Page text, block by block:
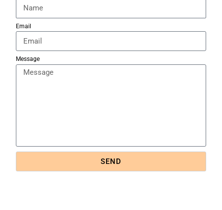
Email
Message
SEND